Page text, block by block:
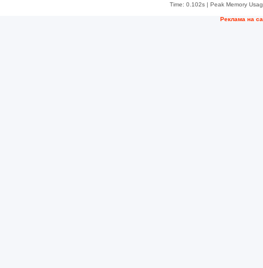
Time: 0.102s| Peak Memory
Рeклама на